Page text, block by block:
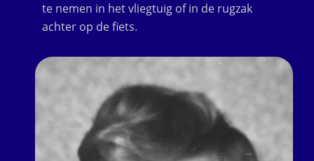
te nemen in het vliegtuig of in de rugzak
achter op de fiets.